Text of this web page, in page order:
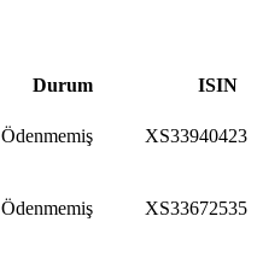
Durum
ISIN
Ödenmemiş
Ödenmemiş